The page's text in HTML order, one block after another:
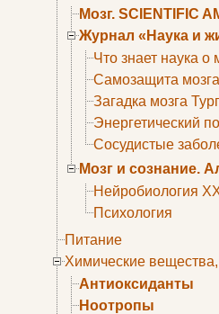
Мозг. SCIENTIFIC
Журнал «Наука и
Что знает наука о
Самозащита
Загадка мозга
Энергетический
Сосудистые
Мозг и сознание.
Нейробиология
Психология
Питание
Химические
Антиоксиданты
Ноотропы